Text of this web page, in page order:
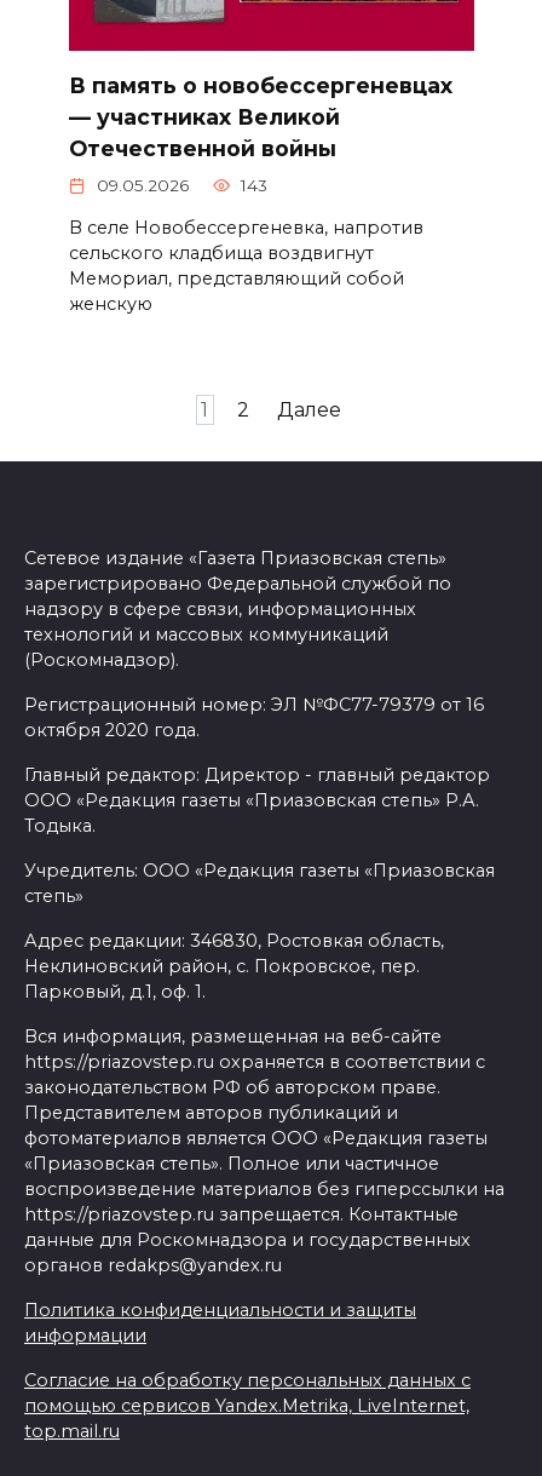
В память о новобессергеневцах
— участниках Великой
Отечественной войны
09.05.2026 143
В селе Новобессергеневка, напротив
сельского кладбища воздвигнут
Мемориал, представляющий собой
женскую
1 2 Далее
Сетевое издание «Газета Приазовская степь»
зарегистрировано Федеральной службой по
надзору в сфере связи, информационных
технологий и массовых коммуникаций
(Роскомнадзор).
Регистрационный номер: ЭЛ №ФС77-79379 от 16
октября 2020 года.
Главный редактор: Директор - главный редактор
ООО «Редакция газеты «Приазовская степь» Р.А.
Тодыка.
Учредитель: ООО «Редакция газеты «Приазовская
степь»
Адрес редакции: 346830, Ростовкая область,
Неклиновский район, с. Покровское, пер.
Парковый, д.1, оф. 1.
Вся информация, размещенная на веб-сайте
https://priazovstep.ru охраняется в соответствии с
законодательством РФ об авторском праве.
Представителем авторов публикаций и
фотоматериалов является ООО «Редакция газеты
«Приазовская степь». Полное или частичное
воспроизведение материалов без гиперссылки на
https://priazovstep.ru запрещается. Контактные
данные для Роскомнадзора и государственных
органов redakps@yandex.ru
Политика конфиденциальности и защиты
информации
Согласие на обработку персональных данных с
помощью сервисов Yandex.Metrika, LiveInternet,
top.mail.ru